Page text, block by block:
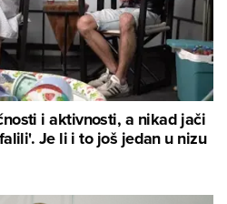
i aktivnosti, a nikad jači
Je li i to još jedan u nizu